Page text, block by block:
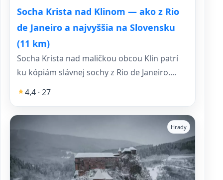
Socha Krista nad Klinom — ako z Rio
de Janeiro a najvyššia na Slovensku
(11 km)
Socha Krista nad maličkou obcou Klin patrí
ku kópiám slávnej sochy z Rio de Janeiro....
4,4 · 27
Hrady